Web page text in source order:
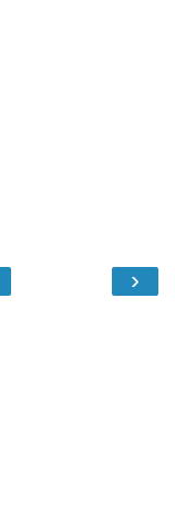
›